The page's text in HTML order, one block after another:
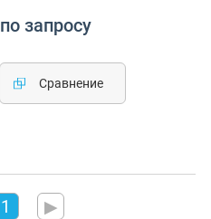
по запросу
Cравнение
1 ▶